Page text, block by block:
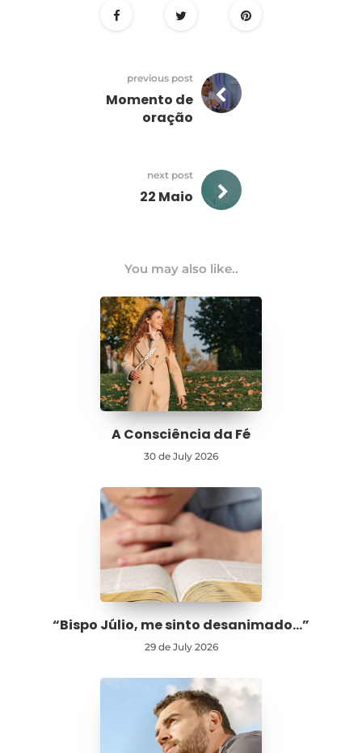
previous post
Momento de
oração
next post
22 Maio
You may also like..
A Consciência da Fé
30 de July 2026
“Bispo Júlio, me sinto desanimado…”
29 de July 2026